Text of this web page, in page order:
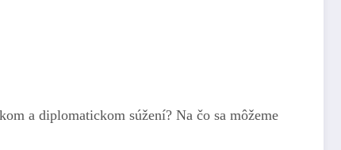
a diplomatickom súžení? Na čo sa môžeme